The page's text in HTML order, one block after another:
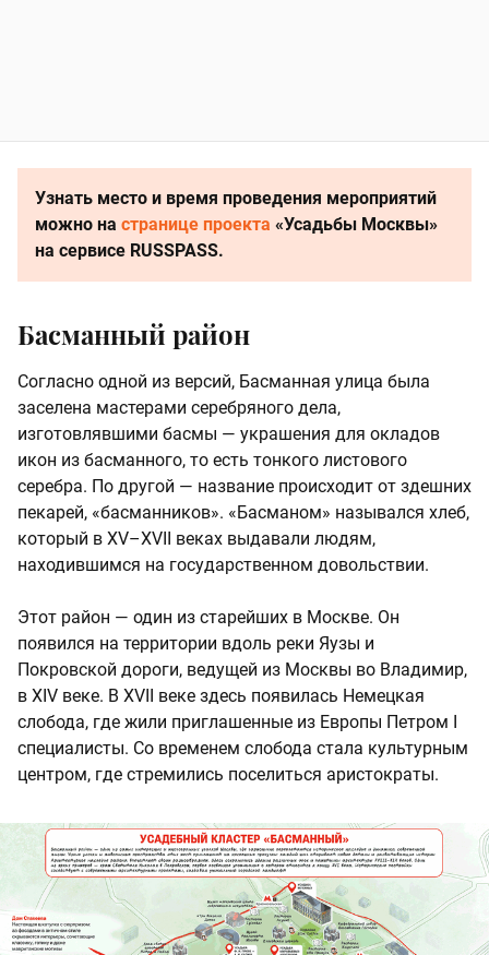
Узнать место и время проведения мероприятий
можно на странице проекта «Усадьбы Москвы»
на сервисе RUSSPASS.
Басманный район
Согласно одной из версий, Басманная улица была
заселена мастерами серебряного дела,
изготовлявшими басмы — украшения для окладов
икон из басманного, то есть тонкого листового
серебра. По другой — название происходит от здешних
пекарей, «басманников». «Басманом» назывался хлеб,
который в XV–XVII веках выдавали людям,
находившимся на государственном довольствии.
Этот район — один из старейших в Москве. Он
появился на территории вдоль реки Яузы и
Покровской дороги, ведущей из Москвы во Владимир,
в XIV веке. В XVII веке здесь появилась Немецкая
слобода, где жили приглашенные из Европы Петром I
специалисты. Со временем слобода стала культурным
центром, где стремились поселиться аристократы.